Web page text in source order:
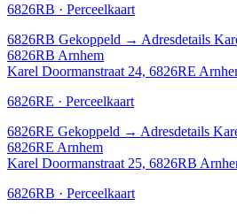
6826RB · Perceelkaart
6826RB Gekoppeld → Adresdetails
6826RB Arnhem
Karel Doormanstraat 24, 6826RE
6826RE · Perceelkaart
6826RE Gekoppeld → Adresdetails
6826RE Arnhem
Karel Doormanstraat 25, 6826RB
6826RB · Perceelkaart